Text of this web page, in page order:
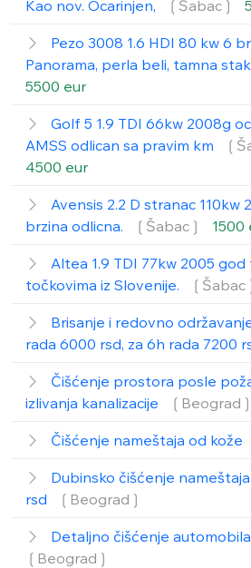
Kao nov. Ocarinjen,
❲Šabac❳
Pezo 3008 1.6 HDI 80 kw 6
Panorama, perla beli, tamna
5500 eur
Golf 5 1.9 TDI 66kw 2008g
AMSS odlican sa pravim km
4500 eur
Avensis 2.2 D stranac 110kw
brzina odlicna.
❲Šabac❳ 1500
Altea 1.9 TDI 77kw 2005
točkovima iz Slovenije.
Brisanje i redovno
rada 6000 rsd, za 6h rada 7200
Čišćenje prostora posle
izlivanja kanalizacije
❲Beograd❳
Čišćenje nameštaja od kože
Dubinsko čišćenje
rsd
❲Beograd❳
Detaljno čišćenje
❲Beograd❳